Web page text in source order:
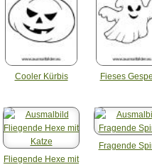
Cooler Kürbis Fieses
Fliegende Hexe mit
Fragende